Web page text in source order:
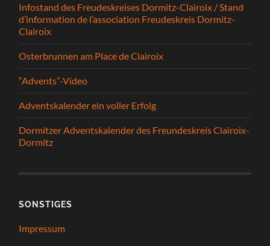
Infostand des Freudeskreises Dormitz-Clairoix / Stand
d’information de l’association Freudeskreis Dormitz-
Clairoix
Osterbrunnen am Place de Clairoix
“Advents”-Video
Adventskalender ein voller Erfolg
Dormitzer Adventskalender des Freundeskreis Clairoix-
Dormitz
SONSTIGES
Impressum